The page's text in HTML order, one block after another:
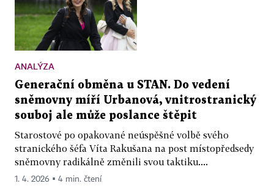
ANALÝZA
Generační obměna u STAN. Do vedení
sněmovny míří Urbanová, vnitrostranický
souboj ale může poslance štěpit
Starostové po opakované neúspěšné volbě svého
stranického šéfa Víta Rakušana na post místopředsedy
sněmovny radikálně změnili svou taktiku....
1. 4. 2026 ▪ 4 min. čtení